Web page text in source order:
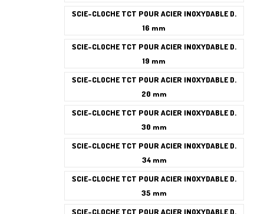
SCIE-CLOCHE TCT POUR ACIER INOXYDABLE D.
16 mm
SCIE-CLOCHE TCT POUR ACIER INOXYDABLE D.
19 mm
SCIE-CLOCHE TCT POUR ACIER INOXYDABLE D.
20 mm
SCIE-CLOCHE TCT POUR ACIER INOXYDABLE D.
30 mm
SCIE-CLOCHE TCT POUR ACIER INOXYDABLE D.
34 mm
SCIE-CLOCHE TCT POUR ACIER INOXYDABLE D.
35 mm
SCIE-CLOCHE TCT POUR ACIER INOXYDABLE D.